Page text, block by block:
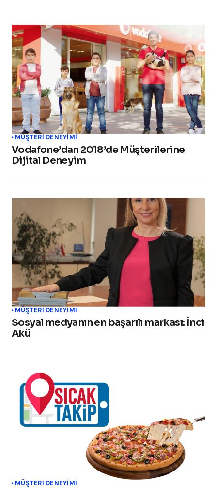
MÜŞTERI DENEYIMI
Vodafone’dan 2018’de Müşterilerine
Dijital Deneyim
MÜŞTERI DENEYIMI
Sosyal medyanın en başarılı markası: İnci
Akü
MÜŞTERI DENEYIMI